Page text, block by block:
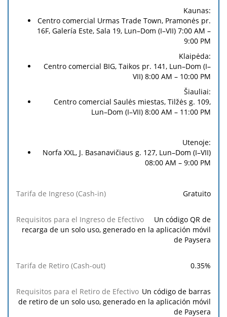
Kaunas:
Centro comercial Urmas Trade Town, Pramonės pr.
16F, Galería Este, Sala 19, Lun–Dom (I–VII) 7:00 AM –
9:00 PM
Klaipėda:
Centro comercial BIG, Taikos pr. 141, Lun–Dom (I–
VII) 8:00 AM – 10:00 PM
Šiauliai:
Centro comercial Saulės miestas, Tilžės g. 109,
Lun–Dom (I–VII) 8:00 AM – 11:00 PM
Utenoje:
Norfa XXL, J. Basanavičiaus g. 127, Lun–Dom (I–VII)
08:00 AM – 9:00 PM
Gratuito
Un código QR de
recarga de un solo uso, generado en la aplicación móvil
de Paysera
0.35%
Un código de barras
de retiro de un solo uso, generado en la aplicación móvil
de Paysera